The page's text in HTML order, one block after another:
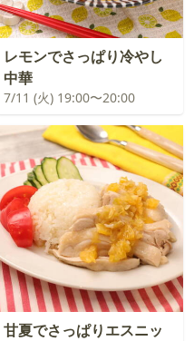
レモンでさっぱり冷やし
中華
7/11 (火) 19:00〜20:00
甘夏でさっぱりエスニッ